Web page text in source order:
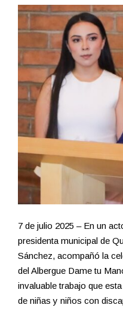
7 de julio 2025 – En un
presidenta municipal de
Sánchez, acompañó la
del Albergue Dame tu
invaluable trabajo que
de niñas y niños con